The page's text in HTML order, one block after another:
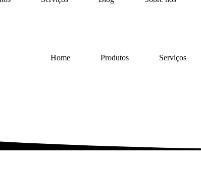
Home Produtos Serviços